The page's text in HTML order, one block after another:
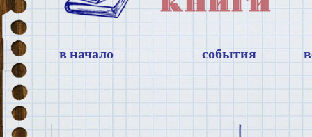
в начало события